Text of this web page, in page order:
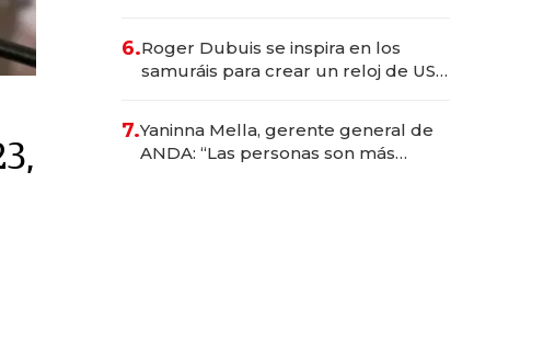
6.Roger Dubuis se inspira en los
samuráis para crear un reloj de US$
7.Yaninna Mella, gerente general de
ANDA: “Las personas son más